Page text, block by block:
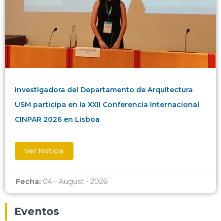
Investigadora del Departamento de Arquitectura
USM participa en la XXII Conferencia Internacional
CINPAR 2026 en Lisboa
Ver Noticia
Fecha: 04 - August - 2026
Eventos